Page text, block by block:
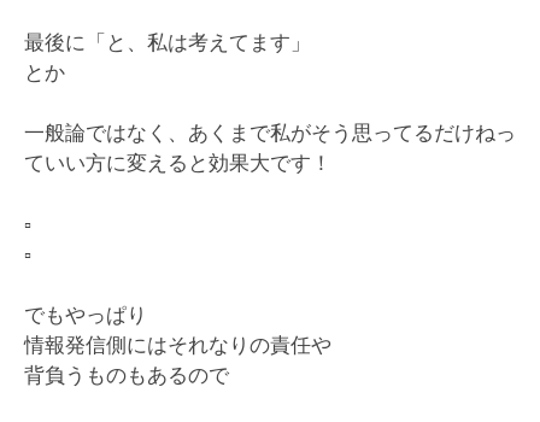
最後に「と、私は考えてます」
とか
一般論ではなく、あくまで私がそう思ってるだけねっ
ていい方に変えると効果大です！
▫️
▫️
でもやっぱり
情報発信側にはそれなりの責任や
背負うものもあるので